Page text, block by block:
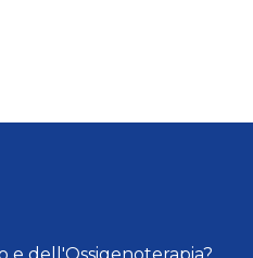
e dell'Ossigenoterapia?